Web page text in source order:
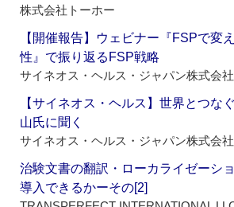
株式会社トーホー
【開催報告】ウェビナー『FSPで変
性』で振り返るFSP戦略
サイネオス・ヘルス・ジャパン株式会社
【サイネオス・ヘルス】世界とつ
山氏に聞く
サイネオス・ヘルス・ジャパン株式会社
治験文書の翻訳・ローカライゼーシ
導入できるかーその[2]